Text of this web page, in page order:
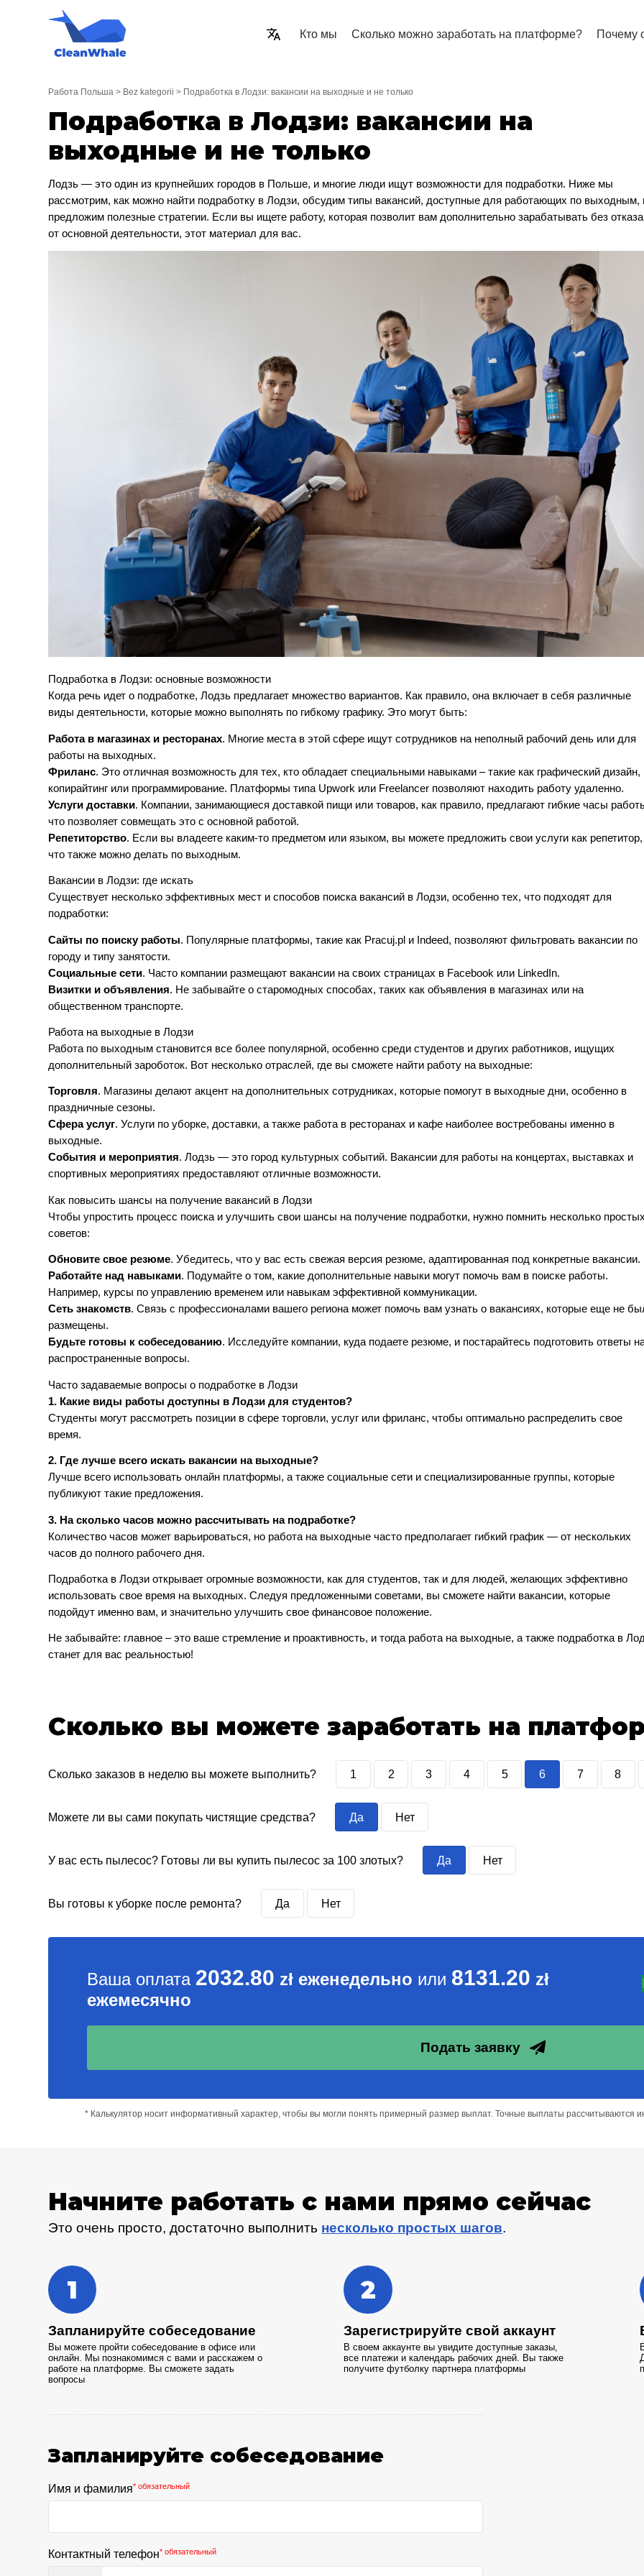
Кто мы Сколько можно заработать на платформе? Почему
Работа Польша > Bez kategorii > Подработка в Лодзи: вакансии на выходные и не только
Подработка в Лодзи: вакансии на
выходные и не только
Лодзь — это один из крупнейших городов в Польше, и многие люди ищут возможности для подработки. Ниже мы
рассмотрим, как можно найти подработку в Лодзи, обсудим типы вакансий, доступные для работающих по выходным,
предложим полезные стратегии. Если вы ищете работу, которая позволит вам дополнительно зарабатывать без отказа
от основной деятельности, этот материал для вас.
Подработка в Лодзи: основные возможности
Когда речь идет о подработке, Лодзь предлагает множество вариантов. Как правило, она включает в себя различные
виды деятельности, которые можно выполнять по гибкому графику. Это могут быть:
Работа в магазинах и ресторанах. Многие места в этой сфере ищут сотрудников на неполный рабочий день или для
работы на выходных.
Фриланс. Это отличная возможность для тех, кто обладает специальными навыками – такие как графический дизайн,
копирайтинг или программирование. Платформы типа Upwork или Freelancer позволяют находить работу удаленно.
Услуги доставки. Компании, занимающиеся доставкой пищи или товаров, как правило, предлагают гибкие часы
что позволяет совмещать это с основной работой.
Репетиторство. Если вы владеете каким-то предметом или языком, вы можете предложить свои услуги как репетитор,
что также можно делать по выходным.
Вакансии в Лодзи: где искать
Существует несколько эффективных мест и способов поиска вакансий в Лодзи, особенно тех, что подходят для
подработки:
Сайты по поиску работы. Популярные платформы, такие как Pracuj.pl и Indeed, позволяют фильтровать вакансии по
городу и типу занятости.
Социальные сети. Часто компании размещают вакансии на своих страницах в Facebook или LinkedIn.
Визитки и объявления. Не забывайте о старомодных способах, таких как объявления в магазинах или на
общественном транспорте.
Работа на выходные в Лодзи
Работа по выходным становится все более популярной, особенно среди студентов и других работников, ищущих
дополнительный зароботок. Вот несколько отраслей, где вы сможете найти работу на выходные:
Торговля. Магазины делают акцент на дополнительных сотрудниках, которые помогут в выходные дни, особенно в
праздничные сезоны.
Сфера услуг. Услуги по уборке, доставки, а также работа в ресторанах и кафе наиболее востребованы именно в
выходные.
События и мероприятия. Лодзь — это город культурных событий. Вакансии для работы на концертах, выставках и
спортивных мероприятиях предоставляют отличные возможности.
Как повысить шансы на получение вакансий в Лодзи
Чтобы упростить процесс поиска и улучшить свои шансы на получение подработки, нужно помнить несколько
советов:
Обновите свое резюме. Убедитесь, что у вас есть свежая версия резюме, адаптированная под конкретные вакансии.
Работайте над навыками. Подумайте о том, какие дополнительные навыки могут помочь вам в поиске работы.
Например, курсы по управлению временем или навыкам эффективной коммуникации.
Сеть знакомств. Связь с профессионалами вашего региона может помочь вам узнать о вакансиях, которые еще не
размещены.
Будьте готовы к собеседованию. Исследуйте компании, куда подаете резюме, и постарайтесь подготовить ответы
распространенные вопросы.
Часто задаваемые вопросы о подработке в Лодзи
1. Какие виды работы доступны в Лодзи для студентов?
Студенты могут рассмотреть позиции в сфере торговли, услуг или фриланс, чтобы оптимально распределить свое
время.
2. Где лучше всего искать вакансии на выходные?
Лучше всего использовать онлайн платформы, а также социальные сети и специализированные группы, которые
публикуют такие предложения.
3. На сколько часов можно рассчитывать на подработке?
Количество часов может варьироваться, но работа на выходные часто предполагает гибкий график — от нескольких
часов до полного рабочего дня.
Подработка в Лодзи открывает огромные возможности, как для студентов, так и для людей, желающих эффективно
использовать свое время на выходных. Следуя предложенными советами, вы сможете найти вакансии, которые
подойдут именно вам, и значительно улучшить свое финансовое положение.
Не забывайте: главное – это ваше стремление и проактивность, и тогда работа на выходные, а также подработка в
станет для вас реальностью!
Сколько вы можете заработать на
Сколько заказов в неделю вы можете выполнить? 1 2 3 4 5 6 7 8
Можете ли вы сами покупать чистящие средства? Да Нет
У вас есть пылесос? Готовы ли вы купить пылесос за 100 злотых? Да Нет
Вы готовы к уборке после ремонта? Да Нет
Ваша оплата 2032.80 zł еженедельно или 8131.20 zł
ежемесячно
Подать заявку
* Калькулятор носит информативный характер, чтобы вы могли понять примерный размер выплат. Точные выплаты рассчитываются
Начните работать с нами прямо сейчас
Это очень просто, достаточно выполнить несколько простых шагов.
1
Запланируйте собеседование
Вы можете пройти собеседование в офисе или
онлайн. Мы познакомимся с вами и расскажем о
работе на платформе. Вы сможете задать
вопросы
2
Зарегистрируйте свой аккаунт
В своем аккаунте вы увидите доступные заказы,
все платежи и календарь рабочих дней. Вы также
получите футболку партнера платформы
Запланируйте собеседование
Имя и фамилия* обязательный
Контактный телефон* обязательный